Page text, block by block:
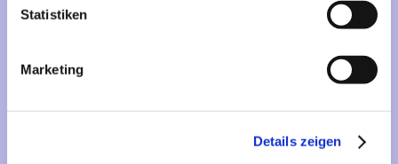
Statistiken
Marketing
Details zeigen
Vertrag widerrufen
Informationen
Liefer- und Versandkosten